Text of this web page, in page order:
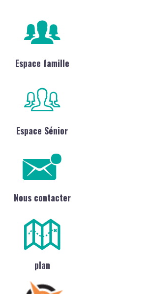
Espace famille
Espace Sénior
Nous contacter
plan